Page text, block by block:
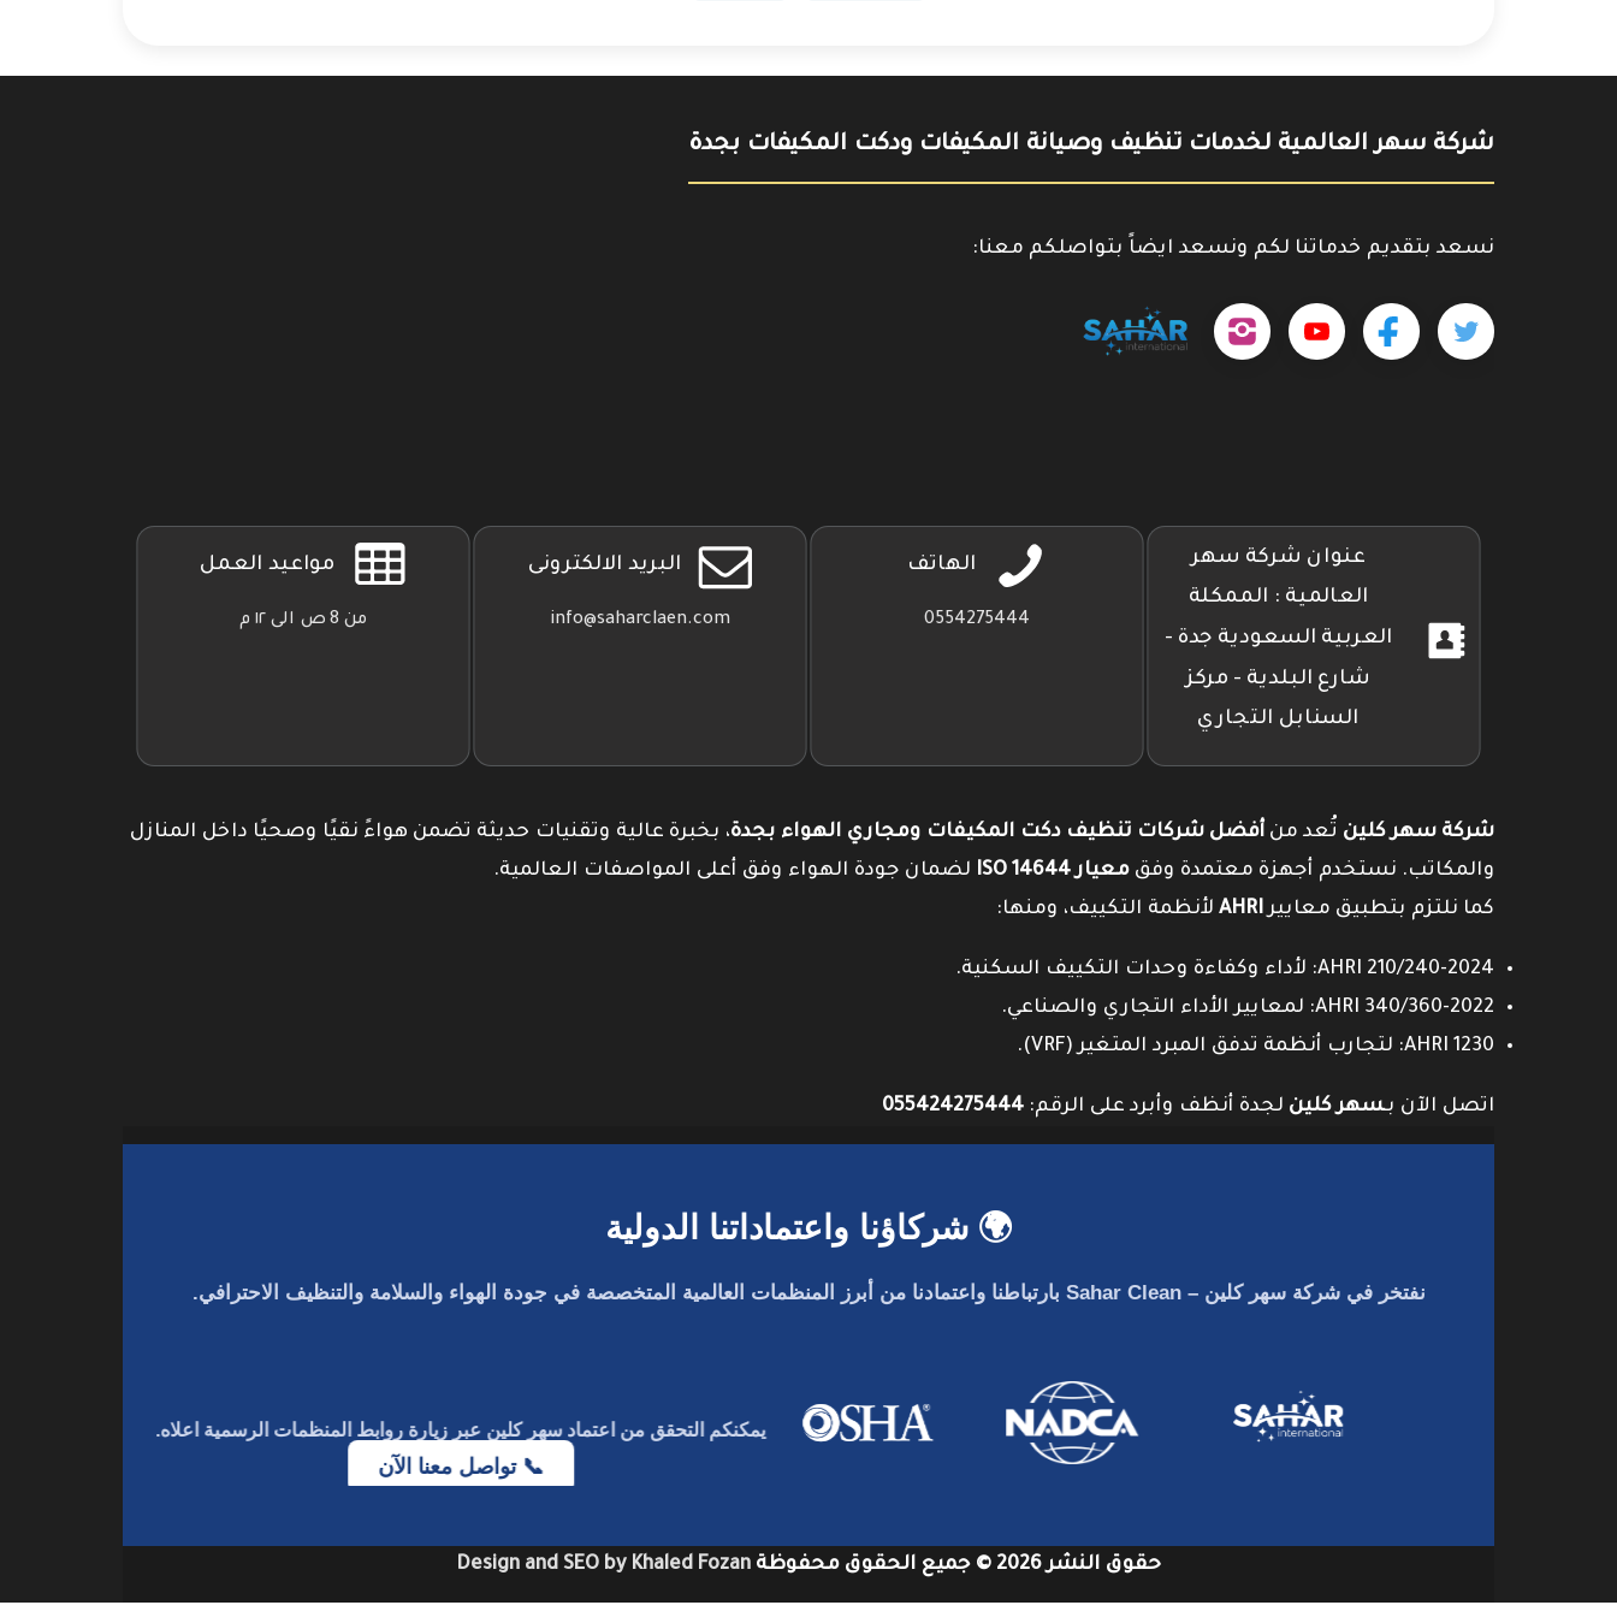
شركة سهر العالمية لخدمات تنظيف وصيانة المكيفات ودكت المكيفات بجدة
نسعد بتقديم خدماتنا لكم ونسعد ايضاً بتواصلكم معنا:
تابعنا تابعنا https://www.youtube.com/@sahar4046
تابعنا
عنوان شركة سهر
العالمية : الممكلة
العربية السعودية جدة -
شارع البلدية - مركز
السنابل التجاري
الهاتف
0554275444
البريد الالكترونى
info@saharclaen.com
مواعيد العمل
من 8 ص الى ١٢ م
شركة سهر كلين تُعد من أفضل شركات تنظيف دكت المكيفات ومجاري الهواء بجدة، بخبرة عالية وتقنيات حديثة تضمن هواءً نقيًا وصحيًا داخل المنازل
والمكاتب. نستخدم أجهزة معتمدة وفق معيار ISO 14644
لضمان جودة الهواء وفق أعلى المواصفات العالمية.
كما نلتزم بتطبيق معاييرAHRI لأنظمة التكييف، ومنها:
AHRI 210/240-2024: لأداء وكفاءة وحدات التكييف السكنية.
AHRI 340/360-2022: لمعايير الأداء التجاري والصناعي.
AHRI 1230: لتجارب أنظمة تدفق المبرد المتغير (VRF).
اتصل الآن بـسهر كلين لجدة أنظف وأبرد على الرقم: 055424275444
🌍 شركاؤنا واعتماداتنا الدولية
نفتخر فيشركة سهر كلين – Sahar Clean بارتباطنا واعتمادنا من أبرز المنظمات العالمية المتخصصة في جودة الهواء والسلامة والتنظيف الاحترافي.
يمكنكم التحقق من اعتمادسهر كلينعبر زيارة روابط المنظمات الرسمية اعلاه.
📞 تواصل معنا الآن
حقوق النشر 2026 © جميع الحقوق محفوظة Design and SEO by Khaled Fozan